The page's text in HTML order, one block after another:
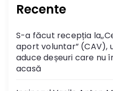
Recente
S-a făcut recepția
aport voluntar” (CAV),
aduce deșeuri care nu
acasă